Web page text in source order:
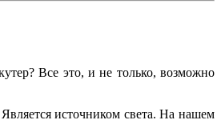
Все это, и не только, возможно
источником света. На нашем